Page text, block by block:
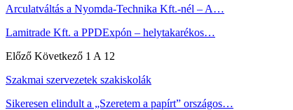
Arculatváltás a Nyomda-Technika Kft.-nél – A…
Lamitrade Kft. a PPDExpón – helytakarékos…
Előző Következő 1 A 12
Szakmai szervezetek szakiskolák
Sikeresen elindult a „Szeretem a papírt” országos…